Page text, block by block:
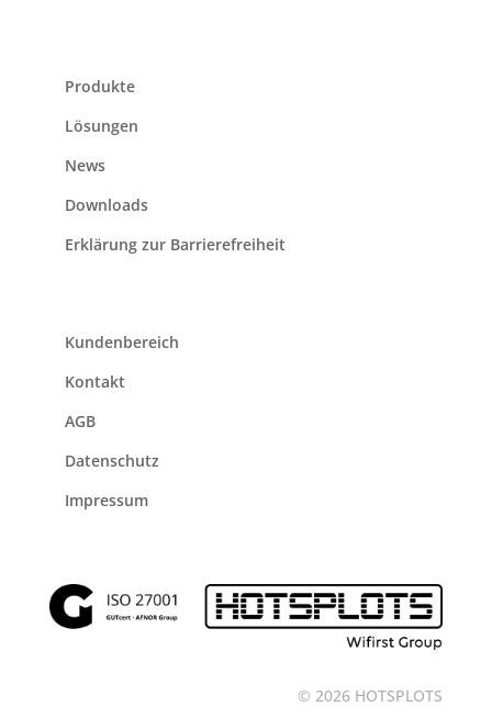
Produkte
Lösungen
News
Downloads
Erklärung zur Barrierefreiheit
Kundenbereich
Kontakt
AGB
Datenschutz
Impressum
© 2026 HOTSPLOTS